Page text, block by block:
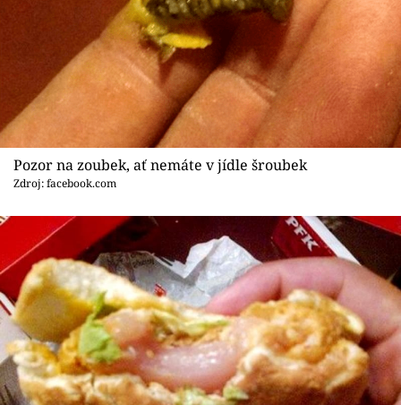
Pozor na zoubek, ať nemáte v jídle šroubek
Zdroj: facebook.com